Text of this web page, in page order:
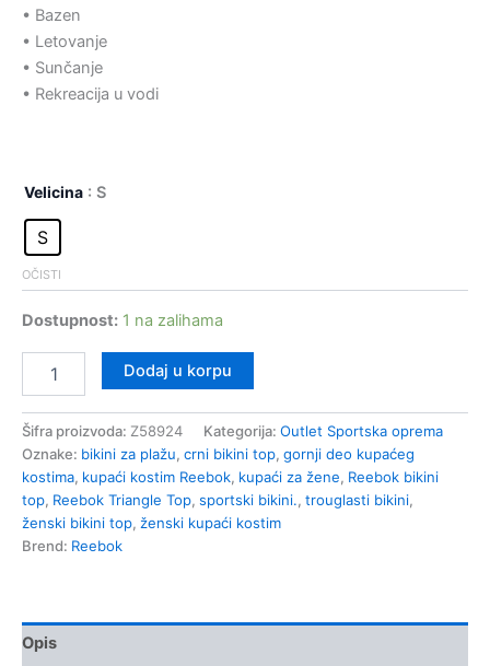
• Bazen
• Letovanje
• Sunčanje
• Rekreacija u vodi
Velicina : S
S
OČISTI
Dostupnost: 1 na zalihama
Triangle
Ženski
Kupaći
Z58924
količina
Dodaj u korpu
Šifra proizvoda: Z58924 Kategorija: Outlet Sportska oprema
Oznake: bikini za plažu, crni bikini top, gornji deo kupaćeg
kostima, kupaći kostim Reebok, kupaći za žene, Reebok bikini
top, Reebok Triangle Top, sportski bikini., trouglasti bikini,
ženski bikini top, ženski kupaći kostim
Brend: Reebok
Opis